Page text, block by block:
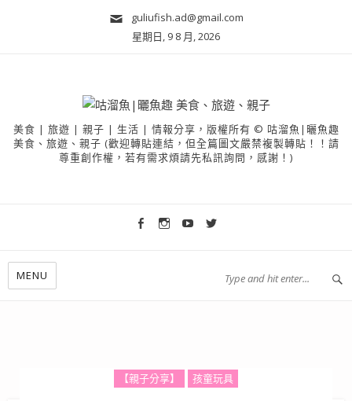
guliufish.ad@gmail.com
星期日, 9 8 月, 2026
美食 | 旅遊 | 親子 | 生活 | 情報分享，版權所有 © 咕溜魚|曬魚趣
美食、旅遊、親子 (歡迎轉貼連結，但全篇圖文嚴禁複製轉貼！！請
尊重創作權，若有需求煩請先私訊詢問，感謝！)
MENU
【親子分享】 孩童玩具